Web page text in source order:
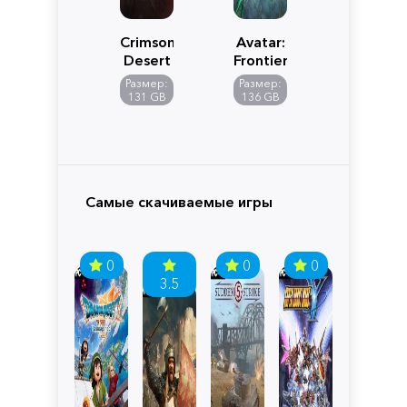
Crimson
Desert
Размер:
131 GB
Avatar:
Frontiers
of
Pandora
Размер:
136 GB
Самые скачиваемые игры
0
3.5
0 0